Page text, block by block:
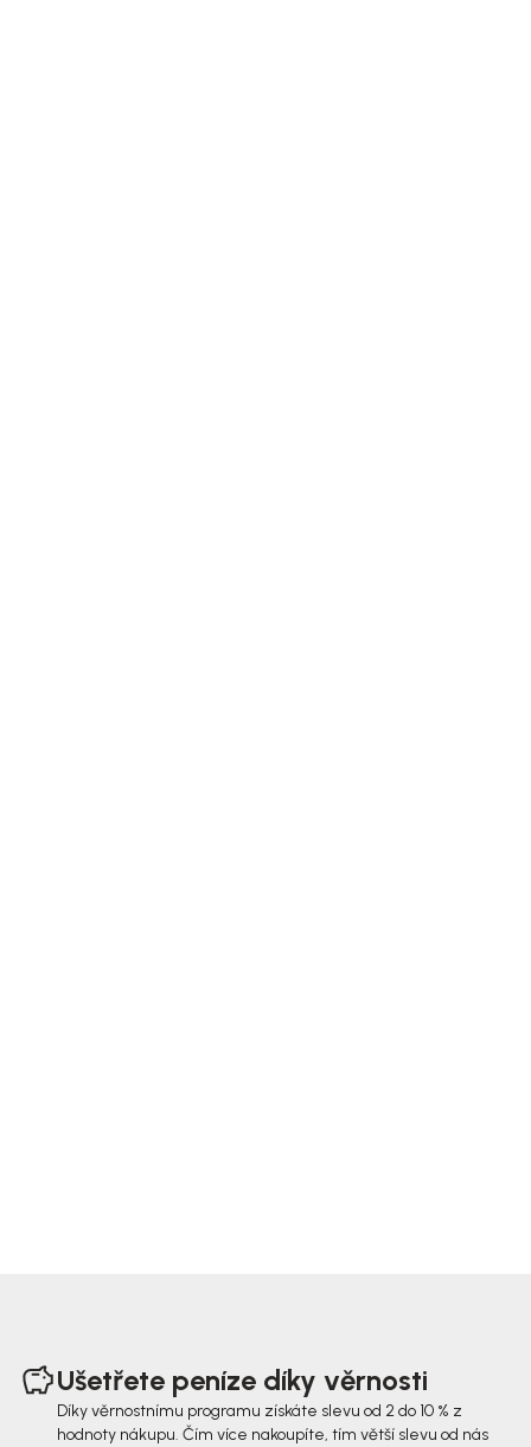
Ušetřete peníze díky věrnosti
Díky věrnostnímu programu získáte slevu od 2 do 10 % z
hodnoty nákupu. Čím více nakoupíte, tím větší slevu od nás